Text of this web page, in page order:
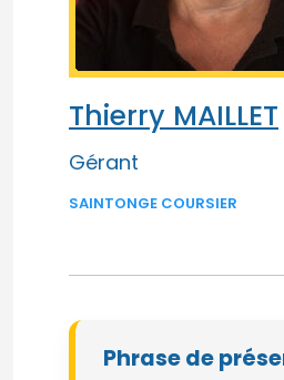
Thierry MAILLET
Gérant
SAINTONGE COURSIER
Phrase de